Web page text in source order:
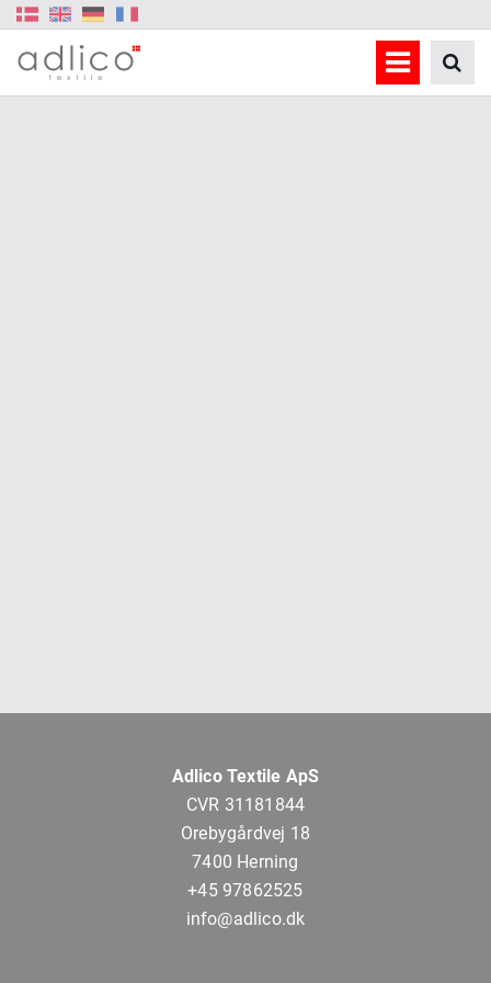
Adlico Textile ApS
CVR 31181844
Orebygårdvej 18
7400 Herning
+45 97862525
info@adlico.dk